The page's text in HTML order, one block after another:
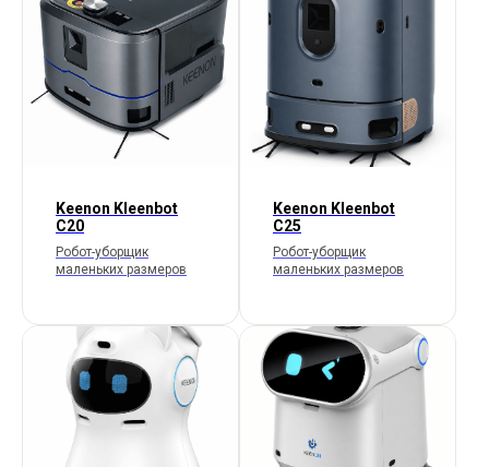
Keenon Kleenbot
C20
Робот-уборщик
маленьких размеров
Keenon Kleenbot
C25
Робот-уборщик
маленьких размеров